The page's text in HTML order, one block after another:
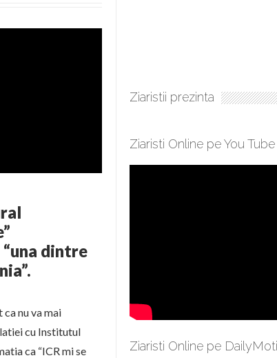
dintre
nu va mai
cu Institutul
ca “ICR mi se
Ziaristii prezinta
Ziaristi Online pe You Tube
Ziaristi Online pe